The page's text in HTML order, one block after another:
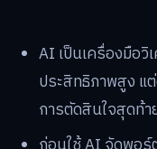
AI เป็นเครื่องมือวิ
ประสิทธิภาพสูง แ
การตัดสินใจสุดท้า